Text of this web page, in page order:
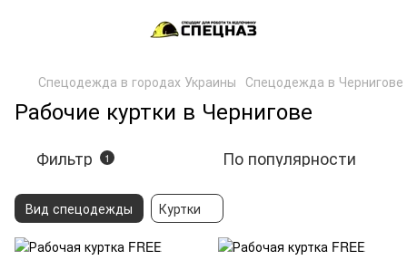
Спецодежда в городах Украины Спецодежда в Чернигове
Рабочие куртки в Чернигове
Фильтр 1 По популярности
Вид спецодежды Куртки